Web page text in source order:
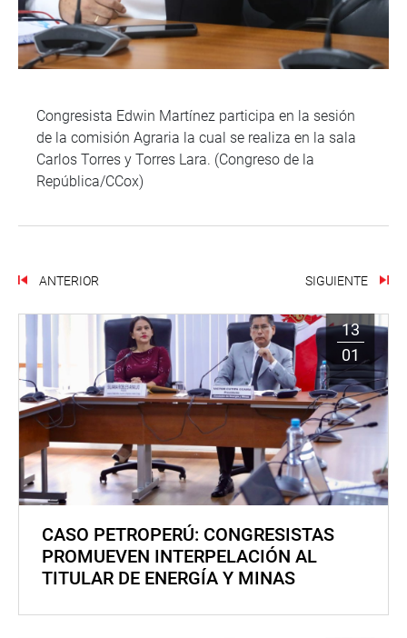
Congresista Edwin Martínez participa en la sesión
de la comisión Agraria la cual se realiza en la sala
Carlos Torres y Torres Lara. (Congreso de la
República/CCox)
ANTERIOR SIGUIENTE
13
01
CASO PETROPERÚ: CONGRESISTAS
PROMUEVEN INTERPELACIÓN AL
TITULAR DE ENERGÍA Y MINAS